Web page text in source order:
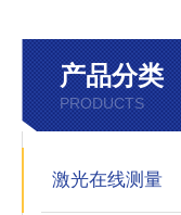
产品分类
PRODUCTS
激光在线测量